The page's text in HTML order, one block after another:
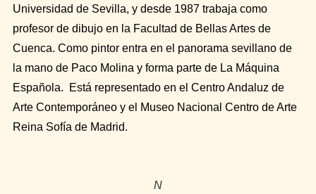
Universidad de Sevilla, y desde 1987 trabaja como
profesor de dibujo en la Facultad de Bellas Artes de
Cuenca. Como pintor entra en el panorama sevillano de
la mano de Paco Molina y forma parte de La Máquina
Española. Está representado en el Centro Andaluz de
Arte Contemporáneo y el Museo Nacional Centro de Arte
Reina Sofía de Madrid.
N